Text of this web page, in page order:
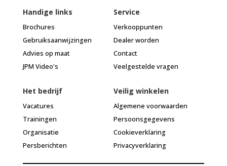
Handige links
Brochures
Gebruiksaanwijzingen
Advies op maat
JPM Video's
Service
Verkooppunten
Dealer worden
Contact
Veelgestelde vragen
Het bedrijf
Vacatures
Trainingen
Organisatie
Persberichten
Veilig winkelen
Algemene voorwaarden
Persoonsgegevens
Cookieverklaring
Privacyverklaring